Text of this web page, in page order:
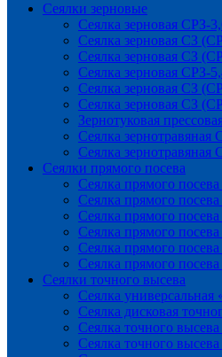
Сеялки зерновые
Сеялка зерновая СРЗ-
Сеялка зерновая СЗ
Сеялка зерновая СЗ
Сеялка зерновая СРЗ-
Сеялка зерновая СЗ
Сеялка зерновая СЗ
Зернотуковая
Сеялка зернотравяная
Сеялка зернотравяная
Сеялки прямого посева
Сеялка прямого
Сеялка прямого
Сеялка прямого
Сеялка прямого
Сеялка прямого
Сеялка прямого
Сеялки точного высева
Сеялка
Сеялка дисковая
Сеялка точного
Сеялка точного